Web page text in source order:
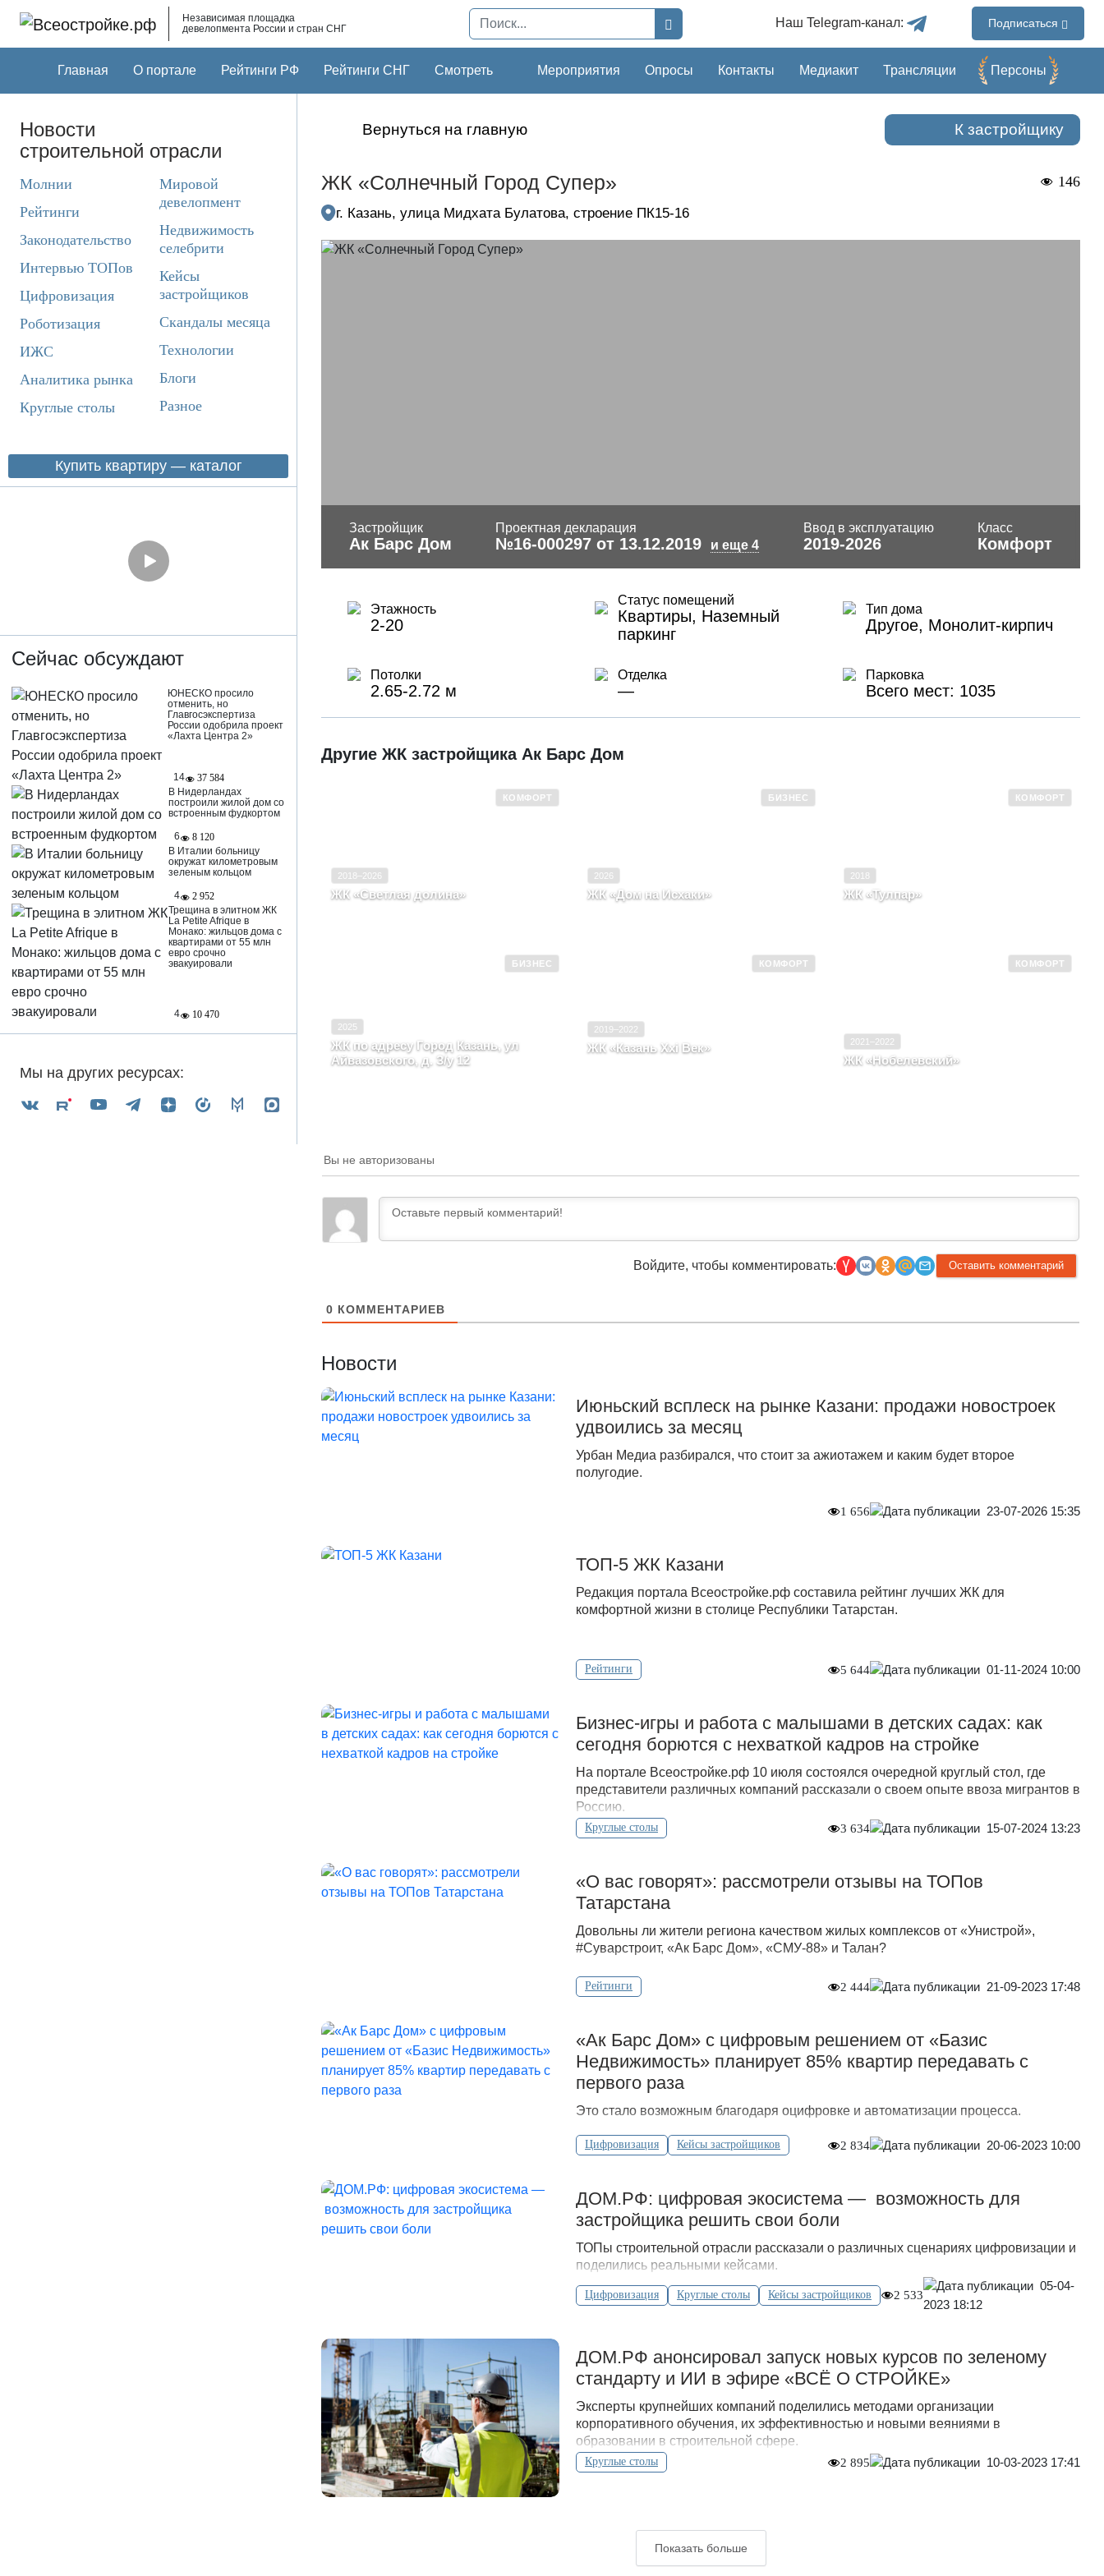
Независимая площадка
девелопмента России и стран СНГ
Наш Telegram-канал: Подписаться
Главная О портале Рейтинги РФ Рейтинги СНГ Смотреть Мероприятия Опросы Контакты Медиакит Трансляции Перcоны
Новости
строительной отрасли
Молнии
Рейтинги
Законодательство
Интервью ТОПов
Цифровизация
Роботизация
ИЖС
Аналитика рынка
Круглые столы
Мировой
девелопмент
Недвижимость
селебрити
Кейсы
застройщиков
Скандалы месяца
Технологии
Блоги
Разное
Купить квартиру — каталог
Сейчас обсуждают
ЮНЕСКО просило
отменить, но
Главгосэкспертиза
России одобрила проект
«Лахта Центра 2»
14
37 584
В Нидерландах
построили жилой дом со
встроенным фудкортом
6
8 120
В Италии больницу
окружат километровым
зеленым кольцом
4
2 952
Трещина в элитном ЖК
La Petite Afrique в
Монако: жильцов дома с
квартирами от 55 млн
евро срочно
эвакуировали
4 10 470
Мы на других ресурсах:
Вернуться на главную К застройщику
ЖК «Солнечный Город Супер» 146
г. Казань, улица Мидхата Булатова, строение ПК15-16
Застройщик
Ак Барс Дом
Проектная декларация
№16-000297 от 13.12.2019 и еще 4
Ввод в эксплуатацию
2019-2026
Класс
Комфорт
Этажность
2-20
Статус помещений
Квартиры, Наземный
паркинг
Тип дома
Другое, Монолит-кирпич
Потолки
2.65-2.72 м
Отделка
—
Парковка
Всего мест: 1035
Другие ЖК застройщика Ак Барс Дом
КОМФОРТ
2018–2026
ЖК «Светлая долина»
БИЗНЕС
2026
ЖК «Дом на Исхаки»
КОМФОРТ
2018
ЖК «Тулпар»
БИЗНЕС
2025
ЖК по адресу Город Казань, ул
Айвазовского, д. З/у 12
Класс
КОМФОРТ
2019–2022
ЖК «Казань Xxi Век»
КОМФОРТ
2021–2022
ЖК «Нобелевский»
Вы не авторизованы
Войдите, чтобы комментировать:
0 КОММЕНТАРИЕВ
Новости
Июньский всплеск на рынке Казани: продажи новостроек
удвоились за месяц
Урбан Медиа разбирался, что стоит за ажиотажем и каким будет второе
полугодие.
1 656 23-07-2026 15:35
ТОП-5 ЖК Казани
Редакция портала Всеостройке.рф составила рейтинг лучших ЖК для
комфортной жизни в столице Республики Татарстан.
Рейтинги 5 644 01-11-2024 10:00
Бизнес-игры и работа с малышами в детских садах: как
сегодня борются с нехваткой кадров на стройке
На портале Всеостройке.рф 10 июля состоялся очередной круглый стол, где
представители различных компаний рассказали о своем опыте ввоза мигрантов в
Россию.
Круглые столы 3 634 15-07-2024 13:23
«О вас говорят»: рассмотрели отзывы на ТОПов
Татарстана
Довольны ли жители региона качеством жилых комплексов от «Унистрой»,
#Суварстроит, «Ак Барс Дом», «СМУ-88» и Талан?
Рейтинги 2 444 21-09-2023 17:48
«Ак Барс Дом» с цифровым решением от «Базис
Недвижимость» планирует 85% квартир передавать с
первого раза
Это стало возможным благодаря оцифровке и автоматизации процесса.
Цифровизация Кейсы застройщиков 2 834 20-06-2023 10:00
ДОМ.РФ: цифровая экосистема — возможность для
застройщика решить свои боли
ТОПы строительной отрасли рассказали о различных сценариях цифровизации и
поделились реальными кейсами.
Цифровизация Круглые столы Кейсы застройщиков 2 533
05-04-
2023 18:12
ДОМ.РФ анонсировал запуск новых курсов по зеленому
стандарту и ИИ в эфире «ВСЁ О СТРОЙКЕ»
Эксперты крупнейших компаний поделились методами организации
корпоративного обучения, их эффективностью и новыми веяниями в
образовании в строительной сфере.
Круглые столы 2 895 10-03-2023 17:41
Показать больше